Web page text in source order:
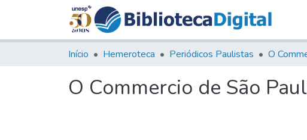
Início Hemeroteca Periódicos Paulistas O
O Commercio de São